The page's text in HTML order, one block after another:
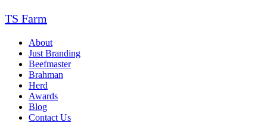
Skip
to
content
TS Farm
About
Just Branding
Beefmaster
Brahman
Herd
Awards
Blog
Contact Us